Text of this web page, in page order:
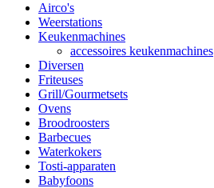
Airco's
Weerstations
Keukenmachines
accessoires keukenmachines
Diversen
Friteuses
Grill/Gourmetsets
Ovens
Broodroosters
Barbecues
Waterkokers
Tosti-apparaten
Babyfoons